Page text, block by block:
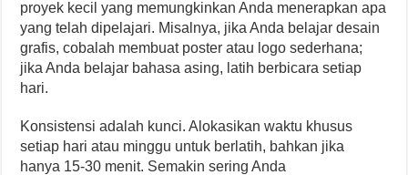
proyek kecil yang memungkinkan Anda menerapkan apa
yang telah dipelajari. Misalnya, jika Anda belajar desain
grafis, cobalah membuat poster atau logo sederhana;
jika Anda belajar bahasa asing, latih berbicara setiap
hari.
Konsistensi adalah kunci. Alokasikan waktu khusus
setiap hari atau minggu untuk berlatih, bahkan jika
hanya 15-30 menit. Semakin sering Anda